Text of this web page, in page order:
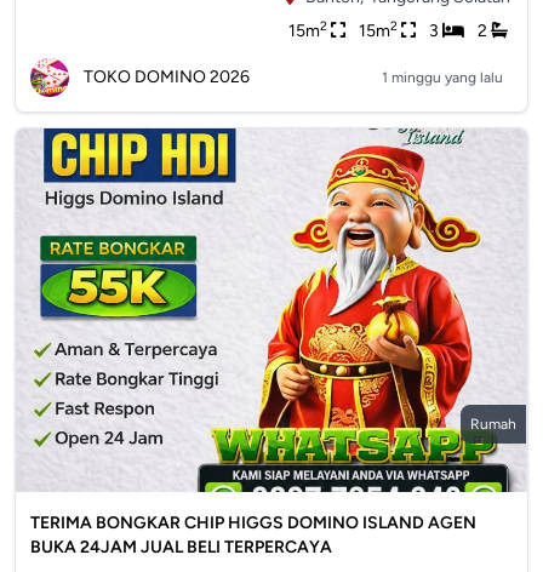
15m2 15m2 3 2
TOKO DOMINO 2026 1 minggu yang lalu
Rumah
TERIMA BONGKAR CHIP HIGGS DOMINO ISLAND AGEN
BUKA 24JAM JUAL BELI TERPERCAYA